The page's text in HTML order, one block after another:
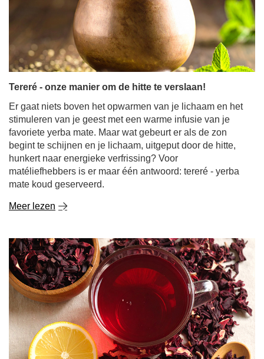
Tereré - onze manier om de hitte te verslaan!
Er gaat niets boven het opwarmen van je lichaam en het
favoriete yerba mate. Maar wat gebeurt er als de zon
begint te schijnen en je lichaam, uitgeput door de hitte,
hunkert naar energieke verfrissing? Voor
matéliefhebbers is er maar één antwoord: tereré - yerba
mate koud geserveerd.
Meer lezen